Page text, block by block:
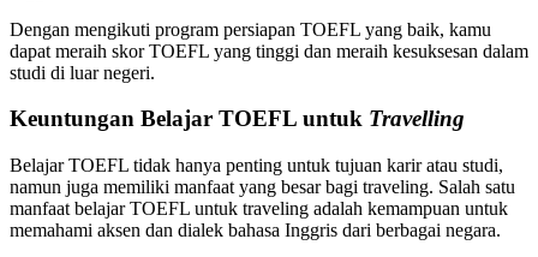
Dengan mengikuti program persiapan TOEFL yang baik, kamu
dapat meraih skor TOEFL yang tinggi dan meraih kesuksesan dalam
studi di luar negeri.
Keuntungan Belajar TOEFL untuk Travelling
Belajar TOEFL tidak hanya penting untuk tujuan karir atau studi,
namun juga memiliki manfaat yang besar bagi traveling. Salah satu
manfaat belajar TOEFL untuk traveling adalah kemampuan untuk
memahami aksen dan dialek bahasa Inggris dari berbagai negara.